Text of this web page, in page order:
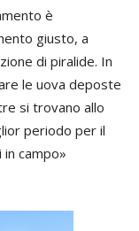
è
giusto, a
di piralide. In
le uova deposte
si trovano allo
periodo per il
campo»